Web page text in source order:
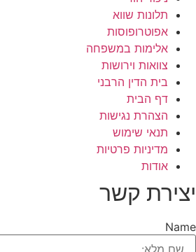
תלונות שווא
אפוטרופוסות
אלימות במשפחה
צוואות וירושות
בית הדין הרבני
דף הבית
הצהרת נגישות
תנאי שימוש
מדיניות פרטיות
אודות
יצירת קשר
Name